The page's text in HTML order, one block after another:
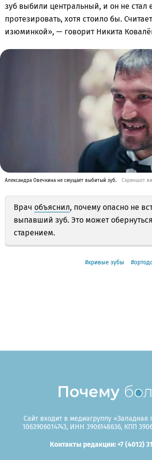
зуб выбили центральный, и он не стал
протезировать, хотя стоило бы.
изюминкой», — говорит Никита
Александра Овечкина не смущает выбитый зуб. Скриншот
Врач объяснил, почему опасно не
выпавший зуб. Это может
старением.
кривые зубы
Сайт входит в медиагруппу «Западная
1063906014743, ИНН 3906148636, КПП
Контакты редакции: +7 (4012)